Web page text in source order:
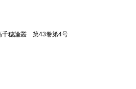
千穂論叢 第43巻第4号